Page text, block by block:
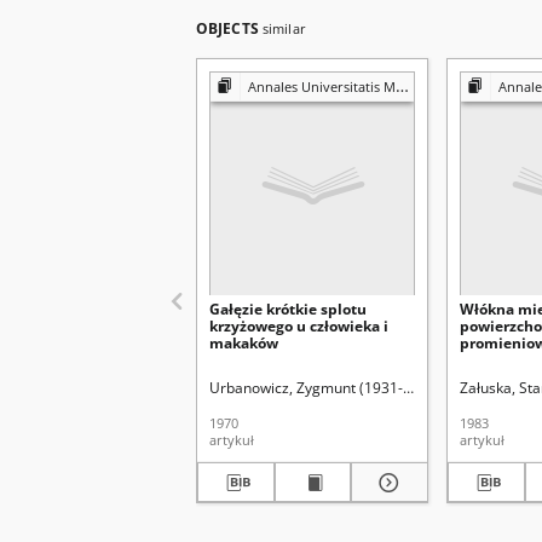
OBJECTS similar
Annales Universitatis Mariae Curie-Skłodowska. Sectio D, Medicina
Gałęzie krótkie splotu
krzyżowego u człowieka i
makaków
Urbanowicz, Zygmunt (1931-2011) Krwawicz,
1970
artykuł
Annales
Włókna
Załuska,
1983
artykuł